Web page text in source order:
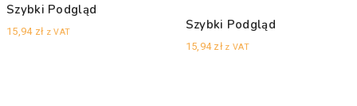
Szybki Podgląd
15,94 zł z VAT Szybki Podgląd
15,94 zł z VAT